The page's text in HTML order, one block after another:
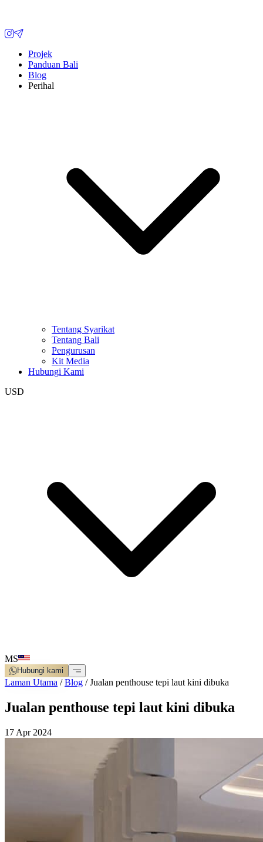
Projek
Panduan Bali
Blog
Perihal
Tentang Syarikat
Tentang Bali
Pengurusan
Kit Media
Hubungi Kami
USD
MS
Hubungi kami
Laman Utama /Blog /Jualan penthouse tepi laut kini dibuka
Jualan penthouse tepi laut kini dibuka
17 Apr 2024